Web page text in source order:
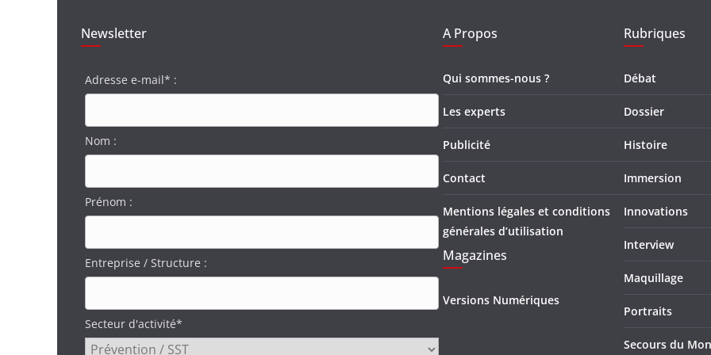
Newsletter
Adresse e-mail* :
Nom :
Prénom :
Entreprise / Structure :
Secteur d'activité*
A Propos
Qui sommes-nous ?
Les experts
Publicité
Contact
Mentions légales et conditions
générales d’utilisation
Magazines
Versions Numériques
Rubriques
Débat
Dossier
Histoire
Immersion
Innovations
Interview
Maquillage
Portraits
Secours du